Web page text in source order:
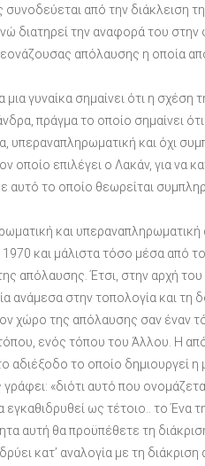
από την διάκλειση
διατηρεί την αναφορά του
απόλαυσης η οποία
γυναίκα σημαίνει ότι η σχέση
πράγμα το οποίο σημαίνει
και όχι
οποίο επιλέγει ο Λακάν, για να
αυτό το οποίο θεωρείται
και υπεραναπληρωματική
και μάλιστα τόσο μέσα από
απόλαυσης. Έτσι, στην αρχή του
ανάμεσα στην τοπολογία και τη
χώρο της απόλαυσης σαν έναν
ενός τόπου του Άλλου. Η
αδιέξοδο το οποίο δημιουργεί
«διότι αυτό που
εγκαθιδρυθεί ως τέτοιο.. το Ένα
αυτή θα προϋπέθετε τη
κατ’ αναλογία με τη